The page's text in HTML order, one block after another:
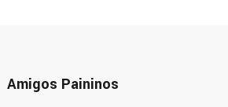
Amigos Paininos